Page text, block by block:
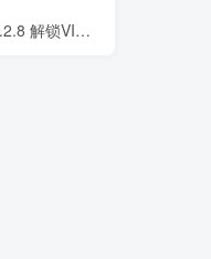
好猫加速器 免费手游加速器 v3.2.8 解锁VIP会员版